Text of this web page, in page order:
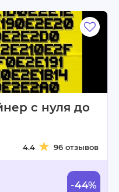
с нуля до
4.4 96 отзывов
-44%